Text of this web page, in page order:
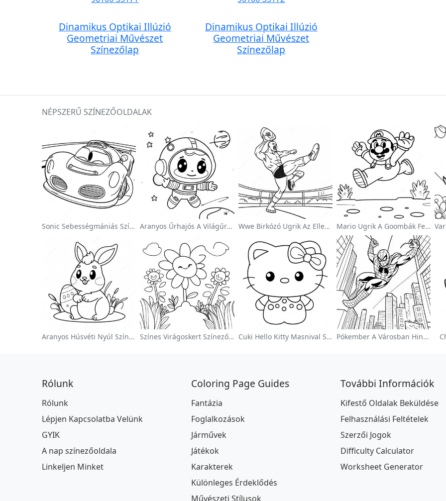
Dinamikus Optikai Illúzió
Geometriai Művészet
Színezőlap
Dinamikus Optikai Illúzió
Geometriai Művészet
Színezőlap
NÉPSZERŰ SZÍNEZŐOLDALAK
Sonic Sebességmániás Színezőlap Aranyos Űrhajós A Világűrben Színezőlap Wwe Birkózó Ugrik Az Ellenfélre Színezőlap Mario Ugrik A Goombák Felett Színezőlap
Aranyos Húsvéti Nyúl Színezőoldalon Színes Virágoskert Színezőoldalon Cuki Hello Kitty Masnival Színezőlap Pókember A Városban Hintázva Színezőlap
Rólunk
Rólunk
Lépjen Kapcsolatba Velünk
GYIK
A nap színezőoldala
Linkeljen Minket
Coloring Page Guides
Fantázia
Foglalkozások
Járművek
Játékok
Karakterek
Különleges Érdeklődés
Művészeti Stílusok
További Információk
Kifestő Oldalak Beküldése
Felhasználási Feltételek
Szerzői Jogok
Difficulty Calculator
Worksheet Generator